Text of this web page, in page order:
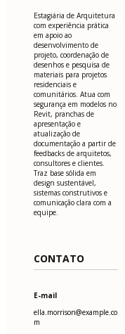
Estagiária de Arquitetura
com experiência prática
em apoio ao
desenvolvimento de
projeto, coordenação de
desenhos e pesquisa de
materiais para projetos
residenciais e
comunitários. Atua com
segurança em modelos no
Revit, pranchas de
apresentação e
atualização de
documentação a partir de
feedbacks de arquitetos,
consultores e clientes.
Traz base sólida em
design sustentável,
sistemas construtivos e
comunicação clara com a
equipe.
CONTATO
E-mail
ella.morrison@example.co
m